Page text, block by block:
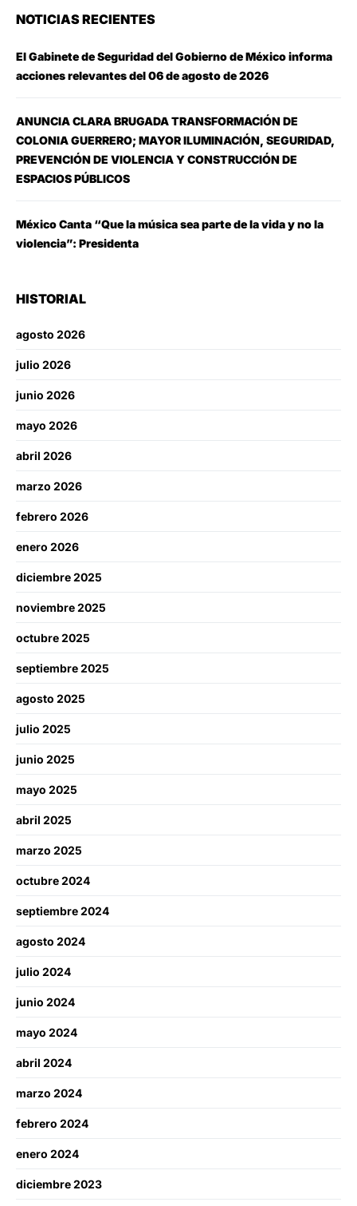
NOTICIAS RECIENTES
El Gabinete de Seguridad del Gobierno de México informa
acciones relevantes del 06 de agosto de 2026
ANUNCIA CLARA BRUGADA TRANSFORMACIÓN DE
COLONIA GUERRERO; MAYOR ILUMINACIÓN, SEGURIDAD,
PREVENCIÓN DE VIOLENCIA Y CONSTRUCCIÓN DE
ESPACIOS PÚBLICOS
México Canta “Que la música sea parte de la vida y no la
violencia”: Presidenta
HISTORIAL
agosto 2026
julio 2026
junio 2026
mayo 2026
abril 2026
marzo 2026
febrero 2026
enero 2026
diciembre 2025
noviembre 2025
octubre 2025
septiembre 2025
agosto 2025
julio 2025
junio 2025
mayo 2025
abril 2025
marzo 2025
octubre 2024
septiembre 2024
agosto 2024
julio 2024
junio 2024
mayo 2024
abril 2024
marzo 2024
febrero 2024
enero 2024
diciembre 2023